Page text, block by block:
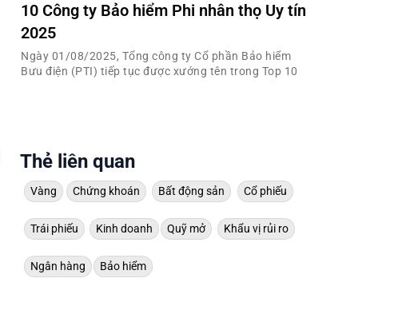
10 Công ty Bảo hiểm Phi nhân thọ Uy tín
2025
Ngày 01/08/2025, Tổng công ty Cổ phần Bảo hiểm
Bưu điện (PTI) tiếp tục được xướng tên trong Top 10
Thẻ liên quan
Vàng Chứng khoán Bất động sản Cổ phiếu
Trái phiếu Kinh doanh Quỹ mở Khẩu vị rủi ro
Ngân hàng Bảo hiểm